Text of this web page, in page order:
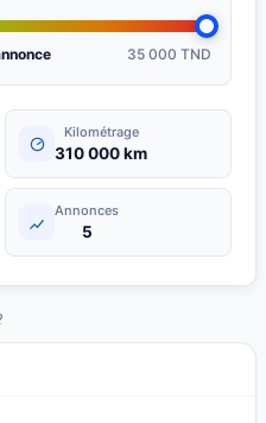
35 000 TND
Kilométrage
310 000 km
Annonces
5